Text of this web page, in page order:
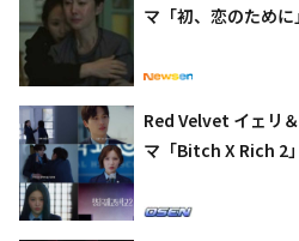
マ「初、恋のため
Red Velvet イェリ
マ「Bitch X Rich 2